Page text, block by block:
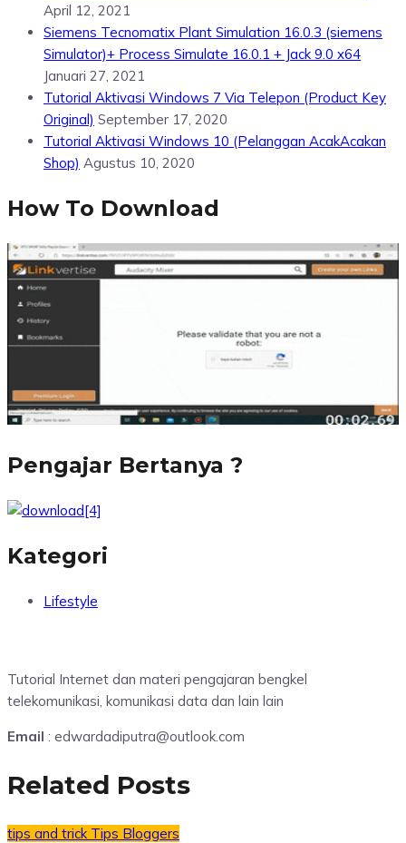
April 12, 2021
Siemens Tecnomatix Plant Simulation 16.0.3 (siemens
Simulator)+ Process Simulate 16.0.1 + Jack 9.0 x64
Januari 27, 2021
Tutorial Aktivasi Windows 7 Via Telepon (Product Key
Original) September 17, 2020
Tutorial Aktivasi Windows 10 (Pelanggan AcakAcakan
Shop) Agustus 10, 2020
How To Download
Pengajar Bertanya ?
Kategori
Lifestyle
Tutorial Internet dan materi pengajaran bengkel
telekomunikasi, komunikasi data dan lain lain
Email : edwardadiputra@outlook.com
Related Posts
tips and trick Tips Bloggers